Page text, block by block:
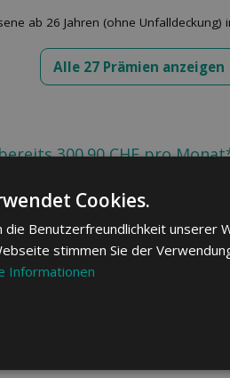
ab 26 Jahren (ohne Unfalldeckung)
Alle 27 Prämien anzeigen
300.90 CHF pro
für Kranken­kassen
Versicherung besonders
Cookies.
die Benutzerfreundlichkeit unserer
stimmen Sie der
Informationen